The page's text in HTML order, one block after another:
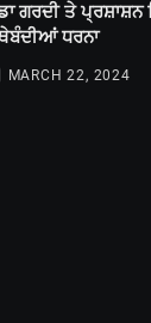
ਗਰਦੀ ਤੇ ਪ੍ਰਸ਼ਾਸ਼ਨ
ਧਰਨਾ
MARCH 22, 2024